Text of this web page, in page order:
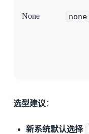
None none
选型建议 ：
新系统默认选择